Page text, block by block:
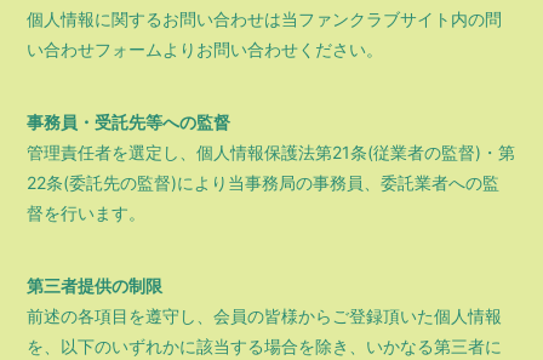
個人情報に関するお問い合わせは当ファンクラブサイト内の問
い合わせフォームよりお問い合わせください。
事務員・受託先等への監督
管理責任者を選定し、個人情報保護法第21条(従業者の監督)・第
22条(委託先の監督)により当事務局の事務員、委託業者への監
督を行います。
第三者提供の制限
前述の各項目を遵守し、会員の皆様からご登録頂いた個人情報
を、以下のいずれかに該当する場合を除き、いかなる第三者に